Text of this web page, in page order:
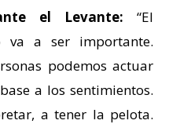
el Levante: “El
va a ser importante.
podemos actuar
a los sentimientos.
a tener la pelota.